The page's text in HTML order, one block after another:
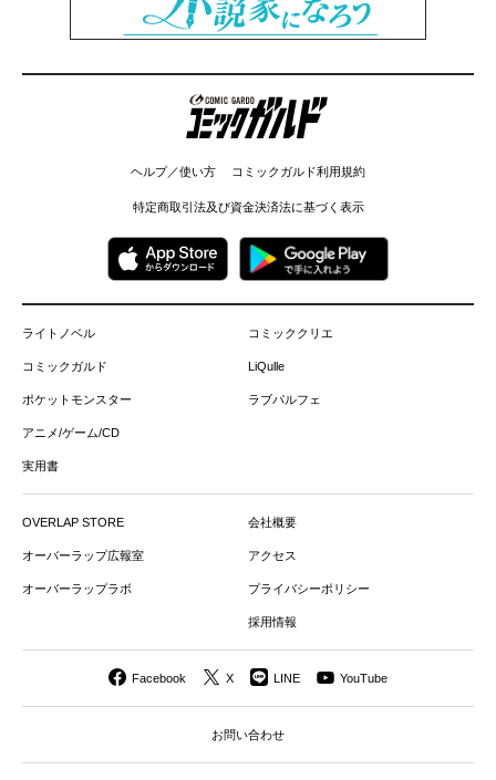
コミックガルド
ヘルプ／使い方 コミックガルド利用規約
特定商取引法及び資金決済法に基づく表示
ライトノベル
コミックガルド
ポケットモンスター
アニメ/ゲーム/CD
実用書
コミッククリエ
LiQulle
ラブパルフェ
OVERLAP STORE
オーバーラップ広報室
オーバーラップラボ
会社概要
アクセス
プライバシーポリシー
採用情報
Facebook X LINE YouTube
お問い合わせ